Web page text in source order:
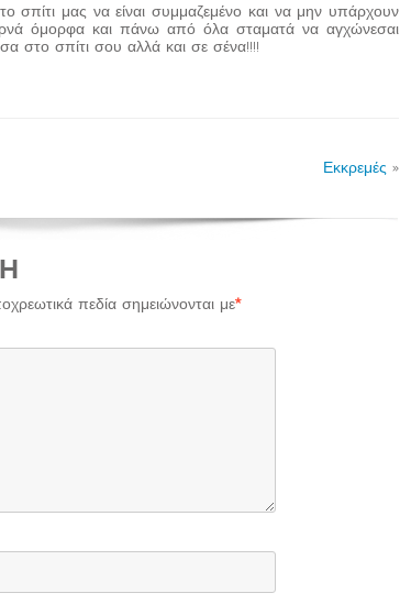
σπίτι μας να είναι συμμαζεμένο και να μην υπάρχουν
όμορφα και πάνω από όλα σταματά να αγχώνεσαι
στο σπίτι σου αλλά και σε σένα!!!!
Εκκρεμές »
πεδία σημειώνονται με*